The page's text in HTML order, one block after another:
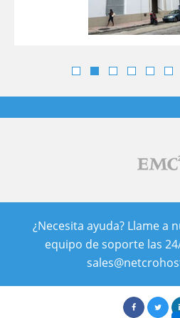
¿Necesita ayuda? Llame a
equipo de soporte las